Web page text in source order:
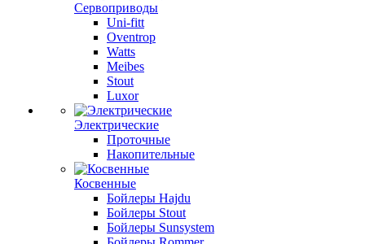
Сервоприводы
Uni-fitt
Oventrop
Watts
Meibes
Stout
Luxor
Электрические
Проточные
Накопительные
Косвенные
Бойлеры Hajdu
Бойлеры Stout
Бойлеры Sunsystem